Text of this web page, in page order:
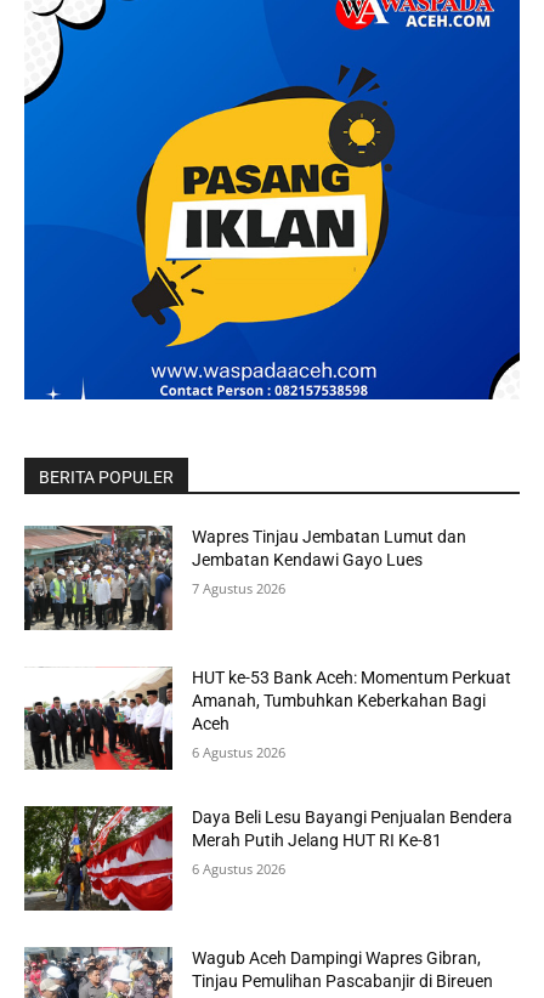
BERITA POPULER
Wapres Tinjau Jembatan Lumut dan
Jembatan Kendawi Gayo Lues
7 Agustus 2026
HUT ke-53 Bank Aceh: Momentum Perkuat
Amanah, Tumbuhkan Keberkahan Bagi
Aceh
6 Agustus 2026
Daya Beli Lesu Bayangi Penjualan Bendera
Merah Putih Jelang HUT RI Ke-81
6 Agustus 2026
Wagub Aceh Dampingi Wapres Gibran,
Tinjau Pemulihan Pascabanjir di Bireuen